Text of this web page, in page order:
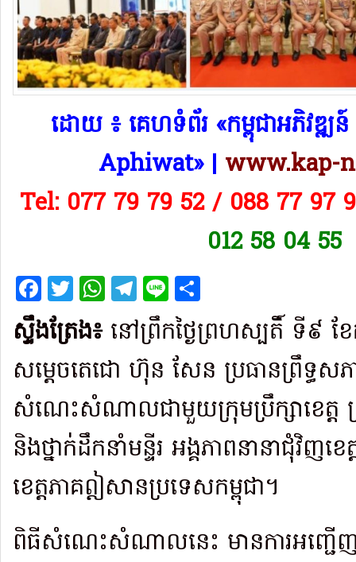
ដោយ ៖ គេហទំព័រ «កម្ពុជាអភិវឌ្ឍ
Aphiwat​» | www.kap-
Tel: 077 79 79 52 / 088 77 97
012 58 04 55
Facebook
Twitter
WhatsApp
Telegram
Line
ស្ទឹងត្រែង៖នៅព្រឹកថ្ងៃព្រហស្បតិ៍ ទី៩ ខែ
សម្តេចតេជោ ហ៊ុន សែន ប្រធានព្រឹទ្ធស
សំណេះ​​សំណាល​ជាមួយ​ក្រុម​ប្រឹក្សាខេត្ត
និងថ្នាក់ដឹកនាំមន្ទីរ អង្គ​ភាពនានា​ជុំវិញ​ខ
ខេត្តភាគ​ឦ​សាន​ប្រទេស​​កម្ពុជា។
ពិធីសំណេះសំណាលនេះ មានការអញ្ជ